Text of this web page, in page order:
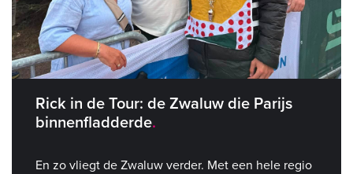
Rick in de Tour: de Zwaluw die Parijs
binnenfladderde
En zo vliegt de Zwaluw verder. Met een hele regio